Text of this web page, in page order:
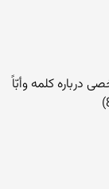
درباره کلمه وأبّاً